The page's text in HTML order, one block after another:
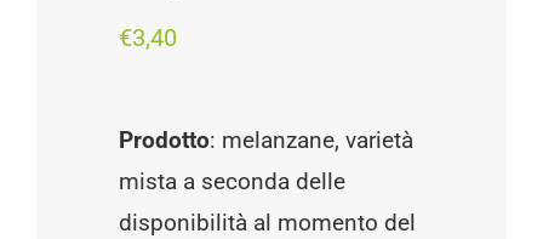
€3,40
Prodotto: melanzane, varietà
mista a seconda delle
disponibilità al momento del